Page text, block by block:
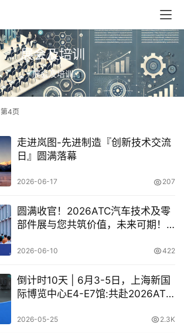
展会及培训
展会及培训
第4页
走进岚图-先进制造『创新技术交流
日』圆满落幕
2026-06-17 207
圆满收官！2026ATC汽车技术及零
部件展与您共筑价值，未来可期！
2026-06-10 422
倒计时10天 | 6月3-5日，上海新国
际博览中心E4-E7馆:共赴2026ATC
2026-05-25 2.3K